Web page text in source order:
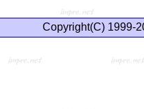
Copyright(C) 1999-